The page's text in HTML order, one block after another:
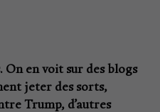
On en voit sur des blogs
jeter des sorts,
Trump, d’autres